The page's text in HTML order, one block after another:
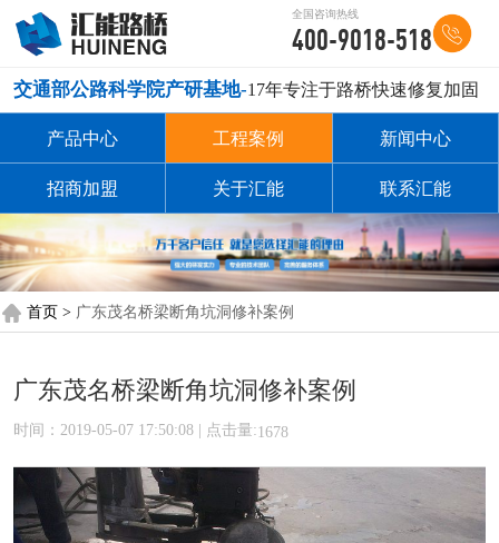
全国咨询热线
400-9018-518
交通部公路科学院产研基地-17年专注于路桥快速修复加固
产品中心 工程案例 新闻中心
招商加盟 关于汇能 联系汇能
首页 > 广东茂名桥梁断角坑洞修补案例
广东茂名桥梁断角坑洞修补案例
时间：2019-05-07 17:50:08 | 点击量:1678